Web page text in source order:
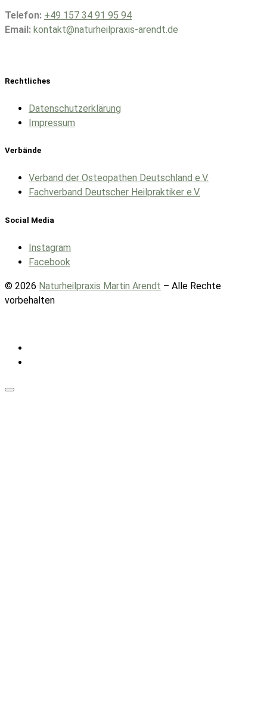
Telefon: +49 157 34 91 95 94
Email: kontakt@naturheilpraxis-arendt.de
Rechtliches
Datenschutzerklärung
Impressum
Verbände
Verband der Osteopathen Deutschland e.V.
Fachverband Deutscher Heilpraktiker e.V.
Social Media
Instagram
Facebook
© 2026 Naturheilpraxis Martin Arendt – Alle Rechte
vorbehalten